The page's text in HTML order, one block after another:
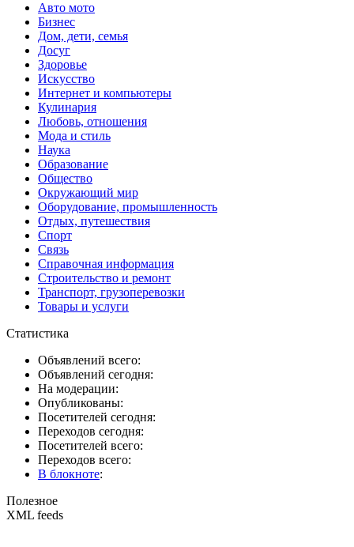
Авто мото
Бизнес
Дом, дети, семья
Досуг
Здоровье
Искусство
Интернет и компьютеры
Кулинария
Любовь, отношения
Мода и стиль
Наука
Образование
Общество
Окружающий мир
Оборудование, промышленность
Отдых, путешествия
Спорт
Связь
Справочная информация
Строительство и ремонт
Транспорт, грузоперевозки
Товары и услуги
Статистика
Объявлений всего:
Объявлений сегодня:
На модерации:
Опубликованы:
Посетителей сегодня:
Переходов сегодня:
Посетителей всего:
Переходов всего:
В блокноте:
Полезное
XML feeds